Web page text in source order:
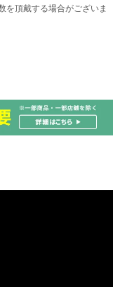
を頂戴する場合がございま